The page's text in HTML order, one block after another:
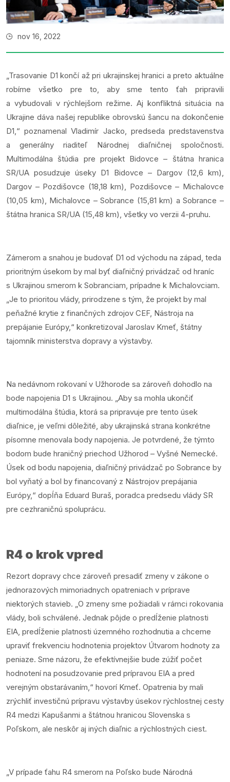
nov 16, 2022
„Trasovanie D1 končí až pri ukrajinskej hranici a preto aktuálne
robíme všetko pre to, aby sme tento ťah pripravili
a vybudovali v rýchlejšom režime. Aj konfliktná situácia na
Ukrajine dáva našej republike obrovskú šancu na dokončenie
D1,“ poznamenal Vladimír Jacko, predseda predstavenstva
a generálny riaditeľ Národnej diaľničnej spoločnosti.
Multimodálna štúdia pre projekt Bidovce – štátna hranica
SR/UA posudzuje úseky D1 Bidovce – Dargov (12,6 km),
Dargov – Pozdišovce (18,18 km), Pozdišovce – Michalovce
(10,05 km), Michalovce – Sobrance (15,81 km) a Sobrance –
štátna hranica SR/UA (15,48 km), všetky vo verzii 4-pruhu.
Zámerom a snahou je budovať D1 od východu na západ, teda
prioritným úsekom by mal byť diaľničný privádzač od hraníc
s Ukrajinou smerom k Sobranciam, prípadne k Michalovciam.
„Je to prioritou vlády, prirodzene s tým, že projekt by mal
peňažné krytie z finančných zdrojov CEF, Nástroja na
prepájanie Európy,“ konkretizoval Jaroslav Kmeť, štátny
tajomník ministerstva dopravy a výstavby.
Na nedávnom rokovaní v Užhorode sa zároveň dohodlo na
bode napojenia D1 s Ukrajinou. „Aby sa mohla ukončiť
multimodálna štúdia, ktorá sa pripravuje pre tento úsek
diaľnice, je veľmi dôležité, aby ukrajinská strana konkrétne
písomne menovala body napojenia. Je potvrdené, že týmto
bodom bude hraničný priechod Užhorod – Vyšné Nemecké.
Úsek od bodu napojenia, diaľničný privádzač po Sobrance by
bol vyňatý a bol by financovaný z Nástrojov prepájania
Európy,“ dopĺňa Eduard Buraš, poradca predsedu vlády SR
pre cezhraničnú spoluprácu.
R4 o krok vpred
Rezort dopravy chce zároveň presadiť zmeny v zákone o
jednorazových mimoriadnych opatreniach v príprave
niektorých stavieb. „O zmeny sme požiadali v rámci rokovania
vlády, boli schválené. Jednak pôjde o predĺženie platnosti
EIA, predĺženie platnosti územného rozhodnutia a chceme
upraviť frekvenciu hodnotenia projektov Útvarom hodnoty za
peniaze. Sme názoru, že efektívnejšie bude zúžiť počet
hodnotení na posudzovanie pred prípravou EIA a pred
verejným obstarávaním,“ hovorí Kmeť. Opatrenia by mali
zrýchliť investičnú prípravu výstavby úsekov rýchlostnej cesty
R4 medzi Kapušanmi a štátnou hranicou Slovenska s
Poľskom, ale neskôr aj iných diaľnic a rýchlostných ciest.
„V prípade ťahu R4 smerom na Poľsko bude Národná